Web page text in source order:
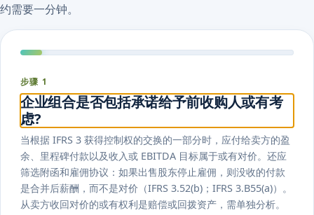
约需要一分钟。
步骤 1
企业组合是否包括承诺给予前收购人或有考
虑?
当根据 IFRS 3 获得控制权的交换的一部分时，应付给卖方的盈
余、里程碑付款以及收入或 EBITDA 目标属于或有对价。还应
筛选附函和雇佣协议：如果出售股东停止雇佣，则没收的付款
是合并后薪酬，而不是对价（IFRS 3.52(b)；IFRS 3.B55(a)）。
从卖方收回对价的或有权利是赔偿或回拨资产，需单独分析。